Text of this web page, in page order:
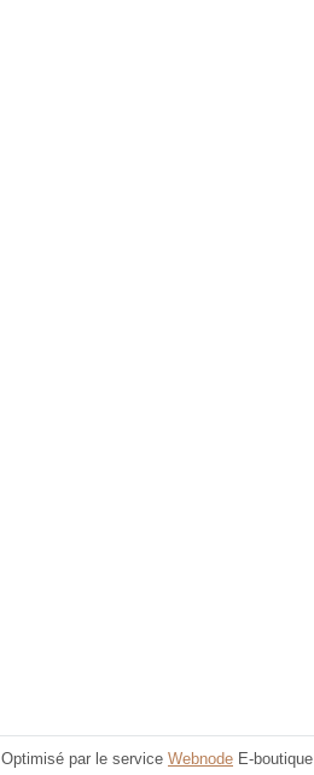
Optimisé par le service Webnode E-boutique